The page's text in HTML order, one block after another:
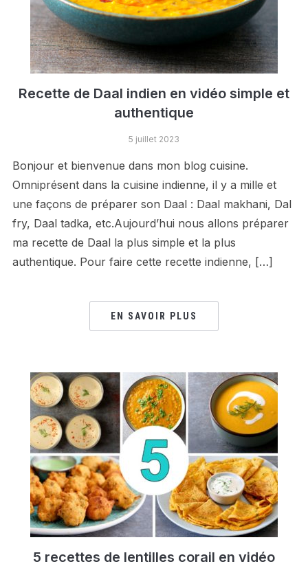
Recette de Daal indien en vidéo simple et
authentique
5 juillet 2023
Bonjour et bienvenue dans mon blog cuisine.
Omniprésent dans la cuisine indienne, il y a mille et
une façons de préparer son Daal : Daal makhani, Dal
fry, Daal tadka, etc.Aujourd’hui nous allons préparer
ma recette de Daal la plus simple et la plus
authentique. Pour faire cette recette indienne, […]
EN SAVOIR PLUS
5 recettes de lentilles corail en vidéo